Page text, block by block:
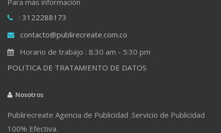
: 3122288173
contacto@publirecreate.com.co
Horario de trabajo : 8:30 am - 5:30 pm
POLITICA DE TRATAMIENTO DE DATOS
Nosotros
Publirecreate Agencia de Publicidad .Servicio de Publicidad
100% Efectiva.